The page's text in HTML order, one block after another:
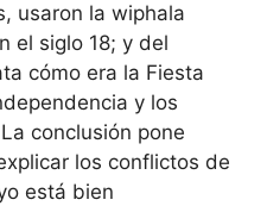
usaron la wiphala
el siglo 18; y del
cómo era la Fiesta
y los
conclusión pone
los conflictos de
está bien